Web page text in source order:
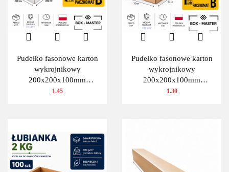
Pudełko fasonowe karton
wykrojnikowy
200x200x100mm
(wymiary wewnętrzne) 1
1.45
Pudełko fasonowe karton
wykrojnikowy
200x200x100mm
(wymiary wewnętrzne) 1
1.30